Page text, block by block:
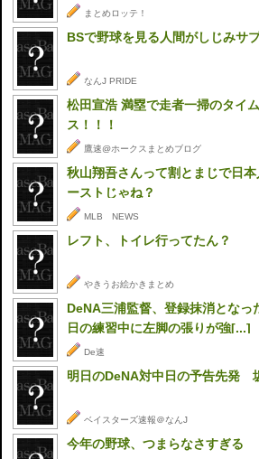
まとめロッテ！
BSで野球を見る人間がしじみサ
なんJ PRIDE
松田宣浩 満塁で走者一掃のタイ
ス！！！
鷹速@ホークスまとめブログ
秋山翔吾さんって割とまじで日
ーストじゃね？
MLB NEWS
レフト、トイレ行ってたん？
やきうお絵かきまとめ
DeNA三浦監督、登録抹消となっ
日の練習中に左脚の張りが強[...]
De速
明日のDeNA対中日の予告先発
ベイスターズ速報＠なんJ
今年の野球、つまらなさすぎる